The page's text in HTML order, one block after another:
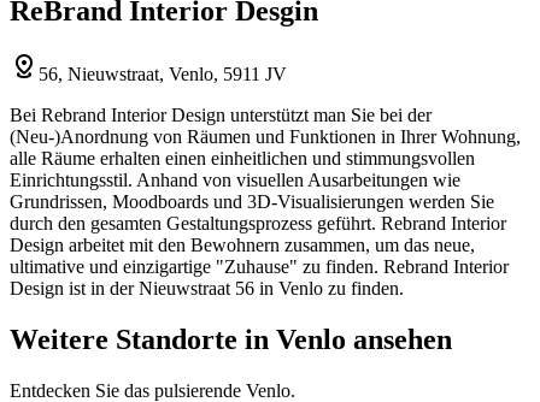
ReBrand Interior Desgin
56, Nieuwstraat, Venlo, 5911 JV
Bei Rebrand Interior Design unterstützt man Sie bei der
(Neu-)Anordnung von Räumen und Funktionen in Ihrer Wohnung,
alle Räume erhalten einen einheitlichen und stimmungsvollen
Einrichtungsstil. Anhand von visuellen Ausarbeitungen wie
Grundrissen, Moodboards und 3D-Visualisierungen werden Sie
durch den gesamten Gestaltungsprozess geführt. Rebrand Interior
Design arbeitet mit den Bewohnern zusammen, um das neue,
ultimative und einzigartige "Zuhause" zu finden. Rebrand Interior
Design ist in der Nieuwstraat 56 in Venlo zu finden.
Weitere Standorte in Venlo ansehen
Entdecken Sie das pulsierende Venlo.